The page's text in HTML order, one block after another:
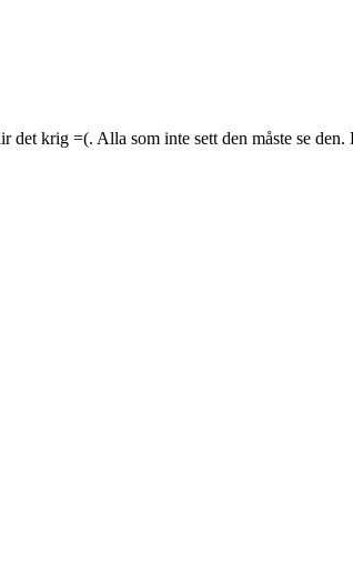
krig =(. Alla som inte sett den måste se